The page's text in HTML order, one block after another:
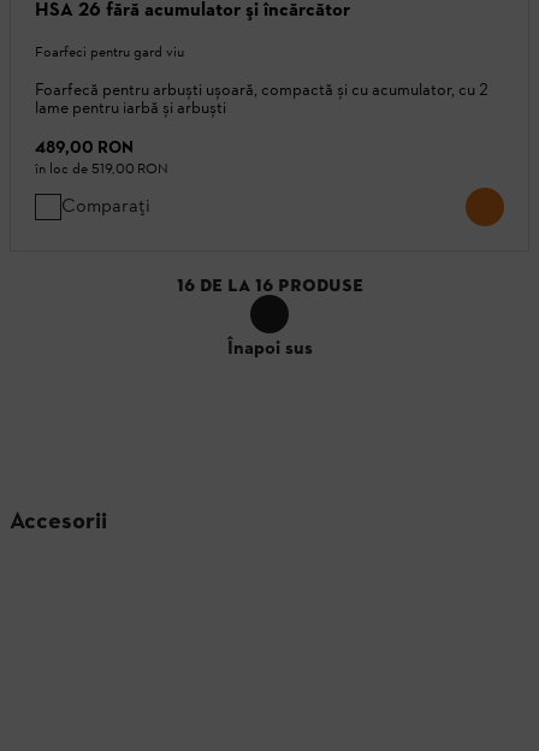
HSA 26 fără acumulator şi încărcător
Foarfeci pentru gard viu
Foarfecă pentru arbuști ușoară, compactă și cu acumulator, cu 2
lame pentru iarbă și arbuști
489,00 RON
în loc de 519,00 RON
Comparați
16 DE LA 16 PRODUSE
Înapoi sus
Accesorii